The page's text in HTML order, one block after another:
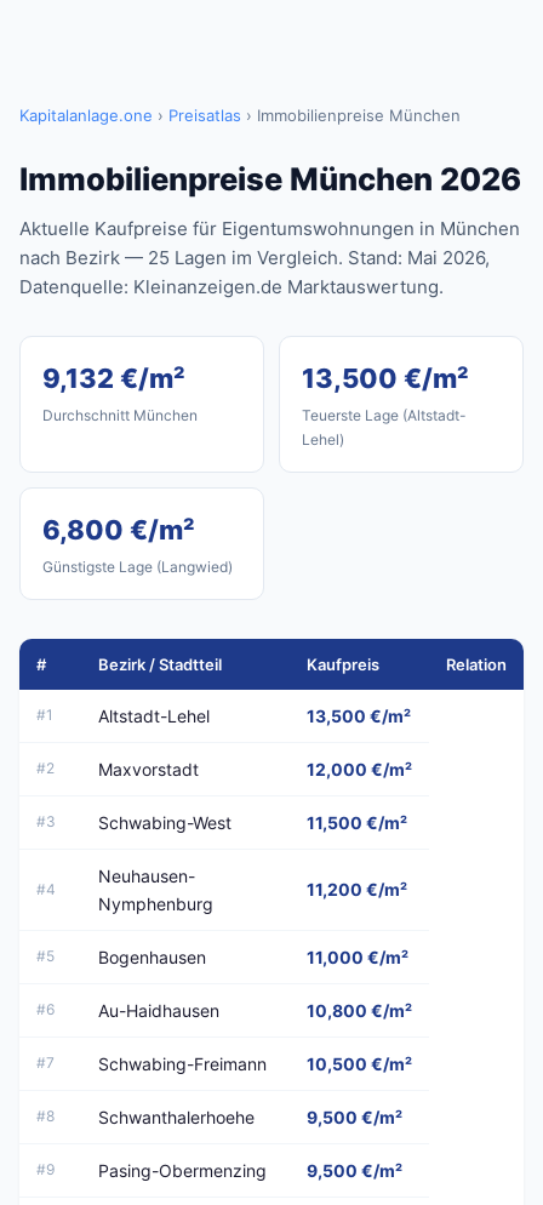
Kapitalanlage.one › Preisatlas › Immobilienpreise München
Immobilienpreise München 2026
Aktuelle Kaufpreise für Eigentumswohnungen in München
nach Bezirk — 25 Lagen im Vergleich. Stand: Mai 2026,
Datenquelle: Kleinanzeigen.de Marktauswertung.
9,132 €/m²
Durchschnitt München
13,500 €/m²
Teuerste Lage (Altstadt-
Lehel)
6,800 €/m²
Günstigste Lage (Langwied)
# Bezirk / Stadtteil Kaufpreis Relation
#1 Altstadt-Lehel 13,500 €/m²
#2 Maxvorstadt 12,000 €/m²
#3 Schwabing-West 11,500 €/m²
#4
Neuhausen-
Nymphenburg
11,200 €/m²
#5 Bogenhausen 11,000 €/m²
#6 Au-Haidhausen 10,800 €/m²
#7 Schwabing-Freimann 10,500 €/m²
#8 Schwanthalerhoehe 9,500 €/m²
#9 Pasing-Obermenzing 9,500 €/m²